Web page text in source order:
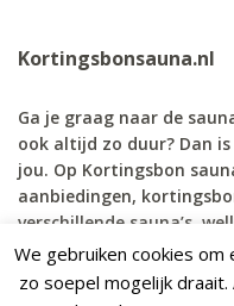
Kortingsbonsauna.nl
Ga je graag naar de
ook altijd zo duur? Dan
jou. Op Kortingsbon
aanbiedingen,
verschillende sauna’s,
Nederland en Belgie.
Sauna TOPDEALS
We gebruiken cookies
zo soepel mogelijk